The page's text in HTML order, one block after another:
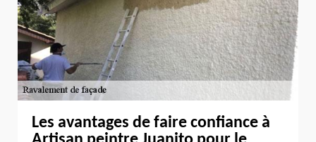
Les avantages de faire confiance à